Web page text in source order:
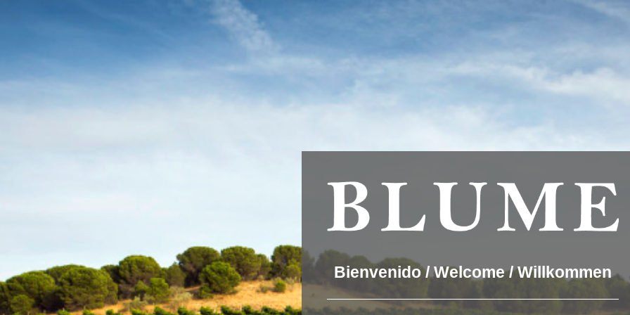
UNSERE WEINE BLUME &
Pagos del Rey
< Winery in Ribera del Duero
Wir verwenden Cookies, um dir die bestmögliche Erfahrung auf unserer Website zu bieten.
You can find out more about which cookies we are using or switch them off in
Bienvenido / Welcome / Willkommen